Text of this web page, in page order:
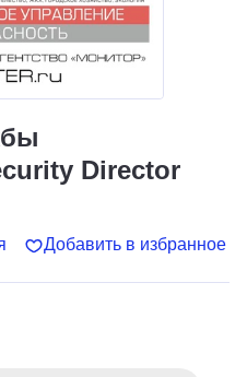
Director
Добавить в избранное